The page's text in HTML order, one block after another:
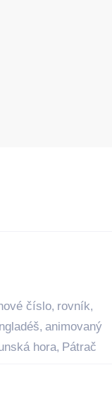
číslo, rovník,
, animovaný
hora, Pátrač